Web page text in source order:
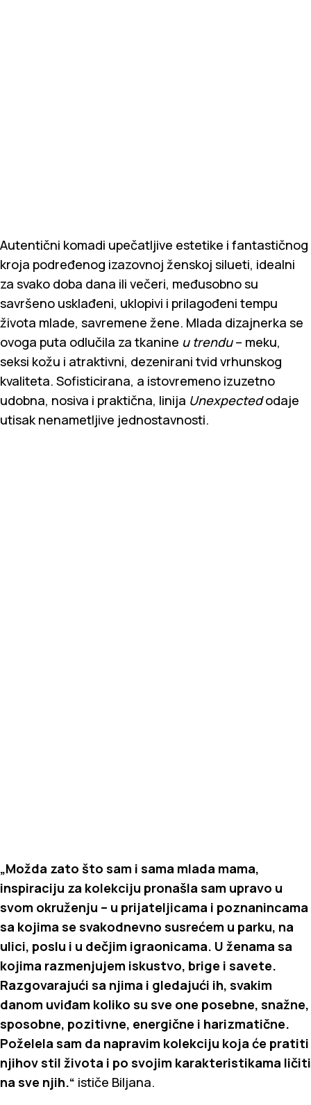
Autentični komadi upečatljive estetike i fantastičnog
kroja podređenog izazovnoj ženskoj silueti, idealni
za svako doba dana ili večeri, međusobno su
savršeno usklađeni, uklopivi i prilagođeni tempu
života mlade, savremene žene. Mlada dizajnerka se
ovoga puta odlučila za tkanine u trendu– meku,
seksi kožu i atraktivni, dezenirani tvid vrhunskog
kvaliteta. Sofisticirana, a istovremeno izuzetno
udobna, nosiva i praktična, linija Unexpectedodaje
utisak nenametljive jednostavnosti.
„Možda zato što sam i sama mlada mama,
inspiraciju za kolekciju pronašla sam upravo u
svom okruženju – u prijateljicama i poznanincama
sa kojima se svakodnevno susrećem u parku, na
ulici, poslu i u dečjim igraonicama. U ženama sa
kojima razmenjujem iskustvo, brige i savete.
Razgovarajući sa njima i gledajući ih, svakim
danom uviđam koliko su sve one posebne, snažne,
sposobne, pozitivne, energične i harizmatične.
Poželela sam da napravim kolekciju koja će pratiti
njihov stil života i po svojim karakteristikama ličiti
na sve njih.“ ističe Biljana.